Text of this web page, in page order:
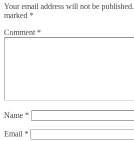
Your email address will not be published.
marked *
Comment *
Name *
Email *